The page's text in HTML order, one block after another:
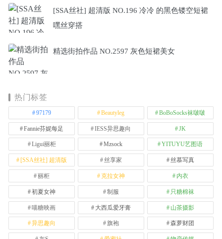
[SSA丝社] 超清版 NO.196 冷冷 的黑色镂空短裙
嘿丝穿搭
精选街拍作品 NO.2597 灰色短裙美女
热门标签
97179 Beautyleg BoBoSocks袜啵啵
Fannie芬妮每足 IESS异思趣向 JK
Ligui丽柜 Mzsock YITUYU艺图语
[SSA丝社] 超清版 丝享家 丝慕写真
丽柜 克拉女神 内衣
初夏女神 制服 只糖棉袜
喵糖映画 大西瓜爱牙膏 山茶摄影
异思趣向 旗袍 森萝财团